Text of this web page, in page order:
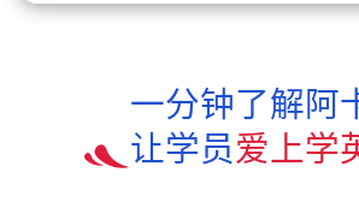
一分钟了解阿
让学员爱上学